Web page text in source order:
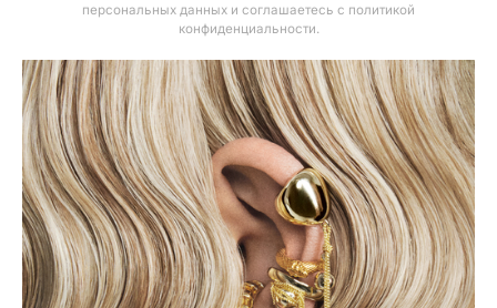
персональных данных и соглашаетесь с политикой
конфиденциальности.